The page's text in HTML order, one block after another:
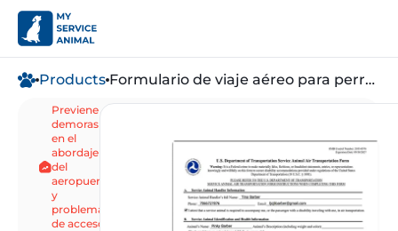
Products Formulario de viaje aéreo para perros de servicio
Previene
demoras
en el
abordaje
del
aeropuerto
y
problemas
de acceso